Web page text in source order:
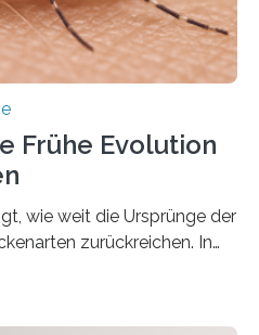
Frühe Evolution
wie weit die Ursprünge der
zurückreichen. In
bekannte Stechmücken-